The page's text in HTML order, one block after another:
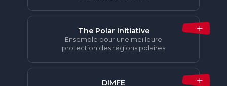
The Polar Initiative
Ensemble pour une meilleure
protection des régions polaires
DIMFE